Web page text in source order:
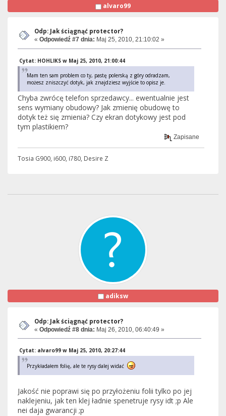
alvaro99
Odp: Jak ściągnąć protector?
« Odpowiedź #7 dnia: Maj 25, 2010, 21:10:02 »
Cytat: HOHLIKS w Maj 25, 2010, 21:00:44
Mam ten sam problem co ty, pastę polerską z góry odradzam,
możesz zniszczyć dotyk, jak znajdziesz wyjście to opisz je.
Chyba zwrócę telefon sprzedawcy... ewentualnie jest
sens wymiany obudowy? Jak zmienię obudowę to
dotyk też się zmienia? Czy ekran dotykowy jest pod
tym plastikiem?
Zapisane
Tosia G900, i600, i780, Desire Z
adiksw
Odp: Jak ściągnąć protector?
« Odpowiedź #8 dnia: Maj 26, 2010, 06:40:49 »
Cytat: alvaro99 w Maj 25, 2010, 20:27:44
Przykładałem folię, ale te rysy dalej widać
Jakość nie poprawi się po przyłożeniu folii tylko po jej
naklejeniu, jak ten klej ładnie spenetruje rysy idt ;p Ale
nei daja gwarancji ;p